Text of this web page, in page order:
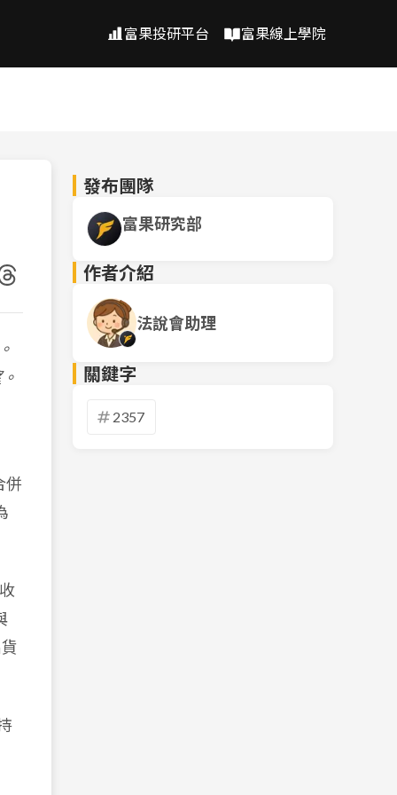
富果投研平台 富果線上學院
併
發布團隊
富果研究部
作者介紹
法說會助理
關鍵字
2357